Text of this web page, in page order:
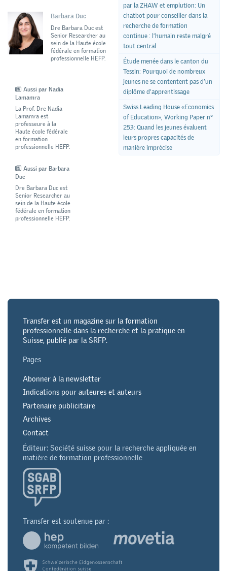
Barbara Duc
Dre Barbara Duc est
Senior Researcher au
sein de la Haute école
fédérale en formation
professionnelle HEFP.
Aussi par Nadia
Lamamra
La Prof. Dre Nadia
Lamamra est
professeure à la
Haute école fédérale
en formation
professionnelle HEFP.
Aussi par Barbara
Duc
Dre Barbara Duc est
Senior Researcher au
sein de la Haute école
fédérale en formation
professionnelle HEFP.
par la ZHAW et emplution: Un
chatbot pour conseiller dans la
recherche de formation
continue : l’humain reste malgré
tout central
Étude menée dans le canton du
Tessin: Pourquoi de nombreux
jeunes ne se contentent pas d’un
diplôme d’apprentissage
Swiss Leading House «Economics
of Education», Working Paper n°
253: Quand les jeunes évaluent
leurs propres capacités de
manière imprécise
Transfer est un magazine sur la formation
professionnelle dans la recherche et la pratique en
Suisse, publié par la SRFP.
Pages
Abonner à la newsletter
Indications pour auteures et auteurs
Partenaire publicitaire
Archives
Contact
Éditeur: Société suisse pour la recherche appliquée en
matière de formation professionnelle
Transfer est soutenue par :